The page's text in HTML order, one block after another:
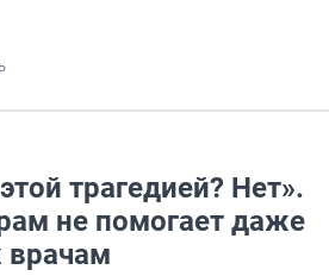
трагедией? Нет».
не помогает даже
врачам